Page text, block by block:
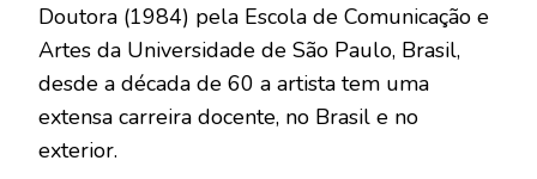
Doutora (1984) pela Escola de Comunicação e
Artes da Universidade de São Paulo, Brasil,
desde a década de 60 a artista tem uma
extensa carreira docente, no Brasil e no
exterior.